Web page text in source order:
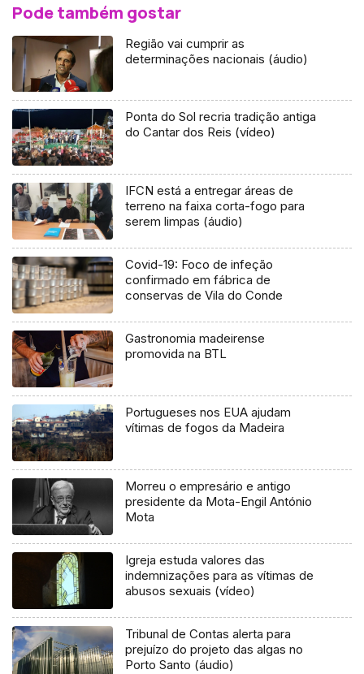
Pode também gostar
Região vai cumprir as
determinações nacionais (áudio)
Ponta do Sol recria tradição antiga
do Cantar dos Reis (vídeo)
IFCN está a entregar áreas de
terreno na faixa corta-fogo para
serem limpas (áudio)
Covid-19: Foco de infeção
confirmado em fábrica de
conservas de Vila do Conde
Gastronomia madeirense
promovida na BTL
Portugueses nos EUA ajudam
vítimas de fogos da Madeira
Morreu o empresário e antigo
presidente da Mota-Engil António
Mota
Igreja estuda valores das
indemnizações para as vítimas de
abusos sexuais (vídeo)
Tribunal de Contas alerta para
prejuízo do projeto das algas no
Porto Santo (áudio)